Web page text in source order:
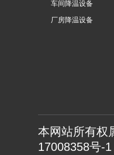
车间降温设备
厂房降温设备
本网站所有权
17008358号-1